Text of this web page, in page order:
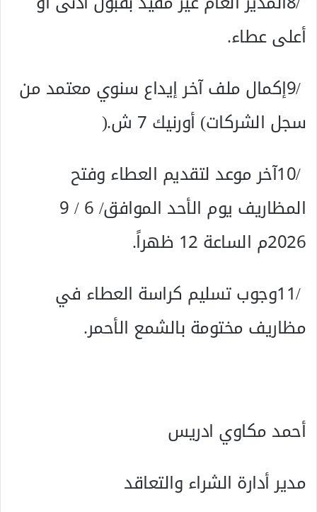
‬أعلى‭ ‬عطاء‭.‬
‬سجل‭ ‬الشركات‭ (‬أورنيك‭ ‬7‭ ‬ش‭).‬
‬المظاريف‭ ‬يوم‭ ‬الأحد‭ ‬الموافق‭ ‬9‭ / ‬6‭ /
‬2026م‭ ‬الساعة‭ ‬12‭ ‬ظهراً‭.‬
‬مظاريف‭ ‬مختومة‭ ‬بالشمع‭ ‬الأحمر‭.‬
أحمد‭ ‬مكاوي‭ ‬ادريس
مدير‭ ‬أدارة‭ ‬الشراء‭ ‬والتعاقد